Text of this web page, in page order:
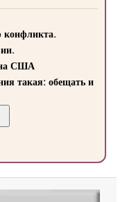
конфликта.
на США
такая: обещать и